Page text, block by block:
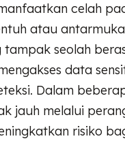
celah
atau
seolah
data
Dalam
jauh melalui
risiko